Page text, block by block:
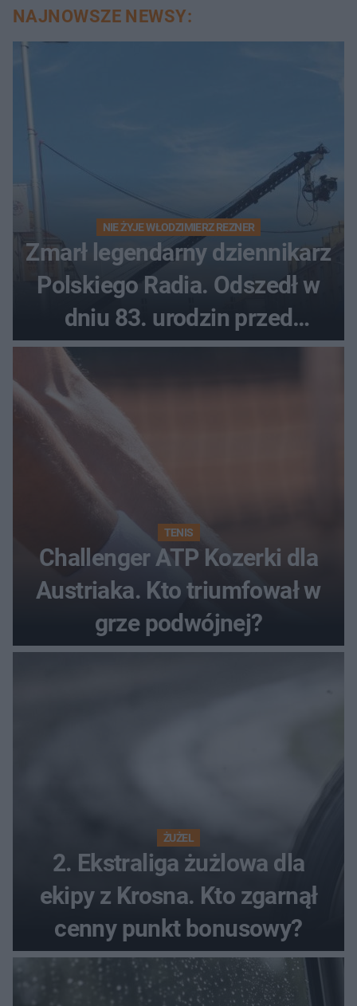
NAJNOWSZE NEWSY:
NIE ŻYJE WŁODZIMIERZ REZNER
Zmarł legendarny dziennikarz
Polskiego Radia. Odszedł w
dniu 83. urodzin przed
finałem Tour de Pologne
TENIS
Challenger ATP Kozerki dla
Austriaka. Kto triumfował w
grze podwójnej?
ŻUŻEL
2. Ekstraliga żużlowa dla
ekipy z Krosna. Kto zgarnął
cenny punkt bonusowy?